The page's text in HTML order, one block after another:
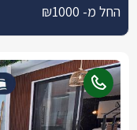
החל מ- ₪1000